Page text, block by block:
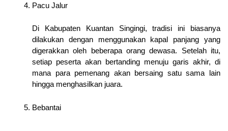
Pacu Jalur
Di Kabupaten Kuantan Singingi, tradisi ini biasanya
dilakukan dengan menggunakan kapal panjang yang
digerakkan oleh beberapa orang dewasa. Setelah itu,
setiap peserta akan bertanding menuju garis akhir, di
mana para pemenang akan bersaing satu sama lain
hingga menghasilkan juara.
Bebantai